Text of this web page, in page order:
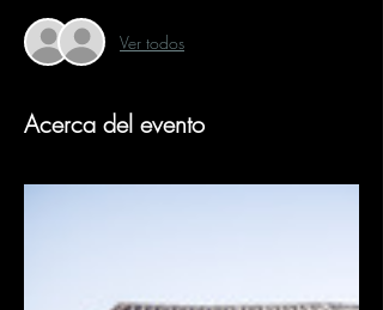
Ver todos
Acerca del evento